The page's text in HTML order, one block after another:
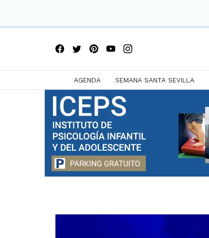
AGENDA SEMANA SANTA SEVILLA